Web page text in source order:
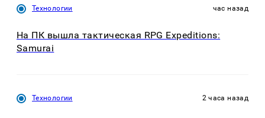
Технологии час назад
На ПК вышла тактическая RPG Expeditions:
Samurai
Технологии 2 часа назад